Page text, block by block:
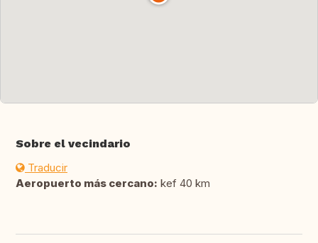
Sobre el vecindario
Traducir
Aeropuerto más cercano: kef 40 km